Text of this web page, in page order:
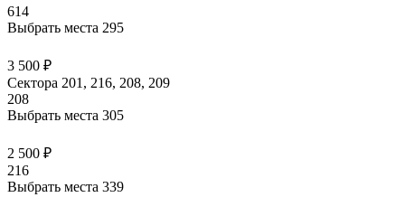
614
Выбрать места 295
3 500 ₽
Сектора 201, 216, 208, 209
208
Выбрать места 305
2 500 ₽
216
Выбрать места 339